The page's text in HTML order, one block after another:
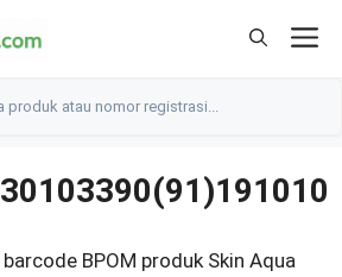
BPOM produk Skin Aqua